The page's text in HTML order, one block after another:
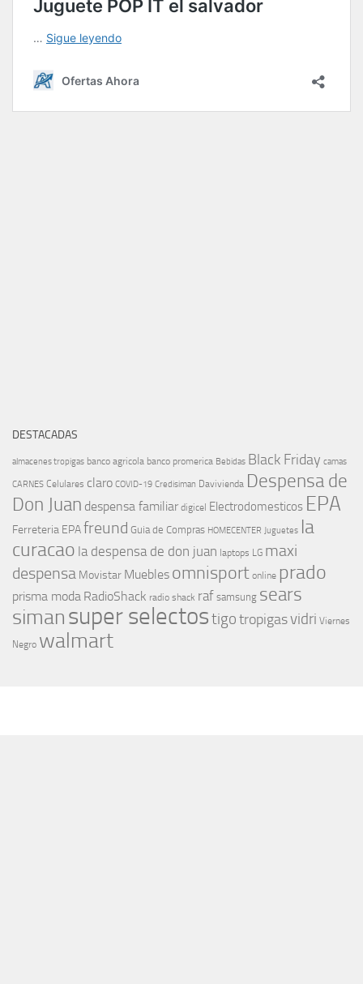
DESTACADAS
almacenes tropigas banco agricola banco promerica Bebidas Black Friday camas
CARNES Celulares claro COVID-19 Credisiman Davivienda Despensa de
Don Juan despensa familiar digicel Electrodomesticos EPA
Ferreteria EPAfreund Guia de Compras HOMECENTER Juguetes la
curacao la despensa de don juan laptops LG maxi
despensa Movistar Muebles omnisport online prado
prisma moda RadioShack radio shack raf samsung sears
simansuper selectostigotropigasvidri Viernes
Negro walmart